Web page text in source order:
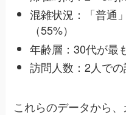
混雑状況：「普通
（55%）
年齢層：30代が最
訪問人数：2人での
これらのデータから